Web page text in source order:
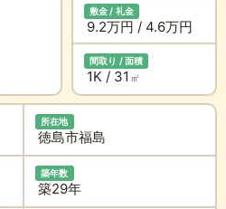
敷金 / 礼金
9.2万円 / 4.6万円
間取り / 面積
1K / 31 ㎡
所在地
徳島市福島
築年数
築29年